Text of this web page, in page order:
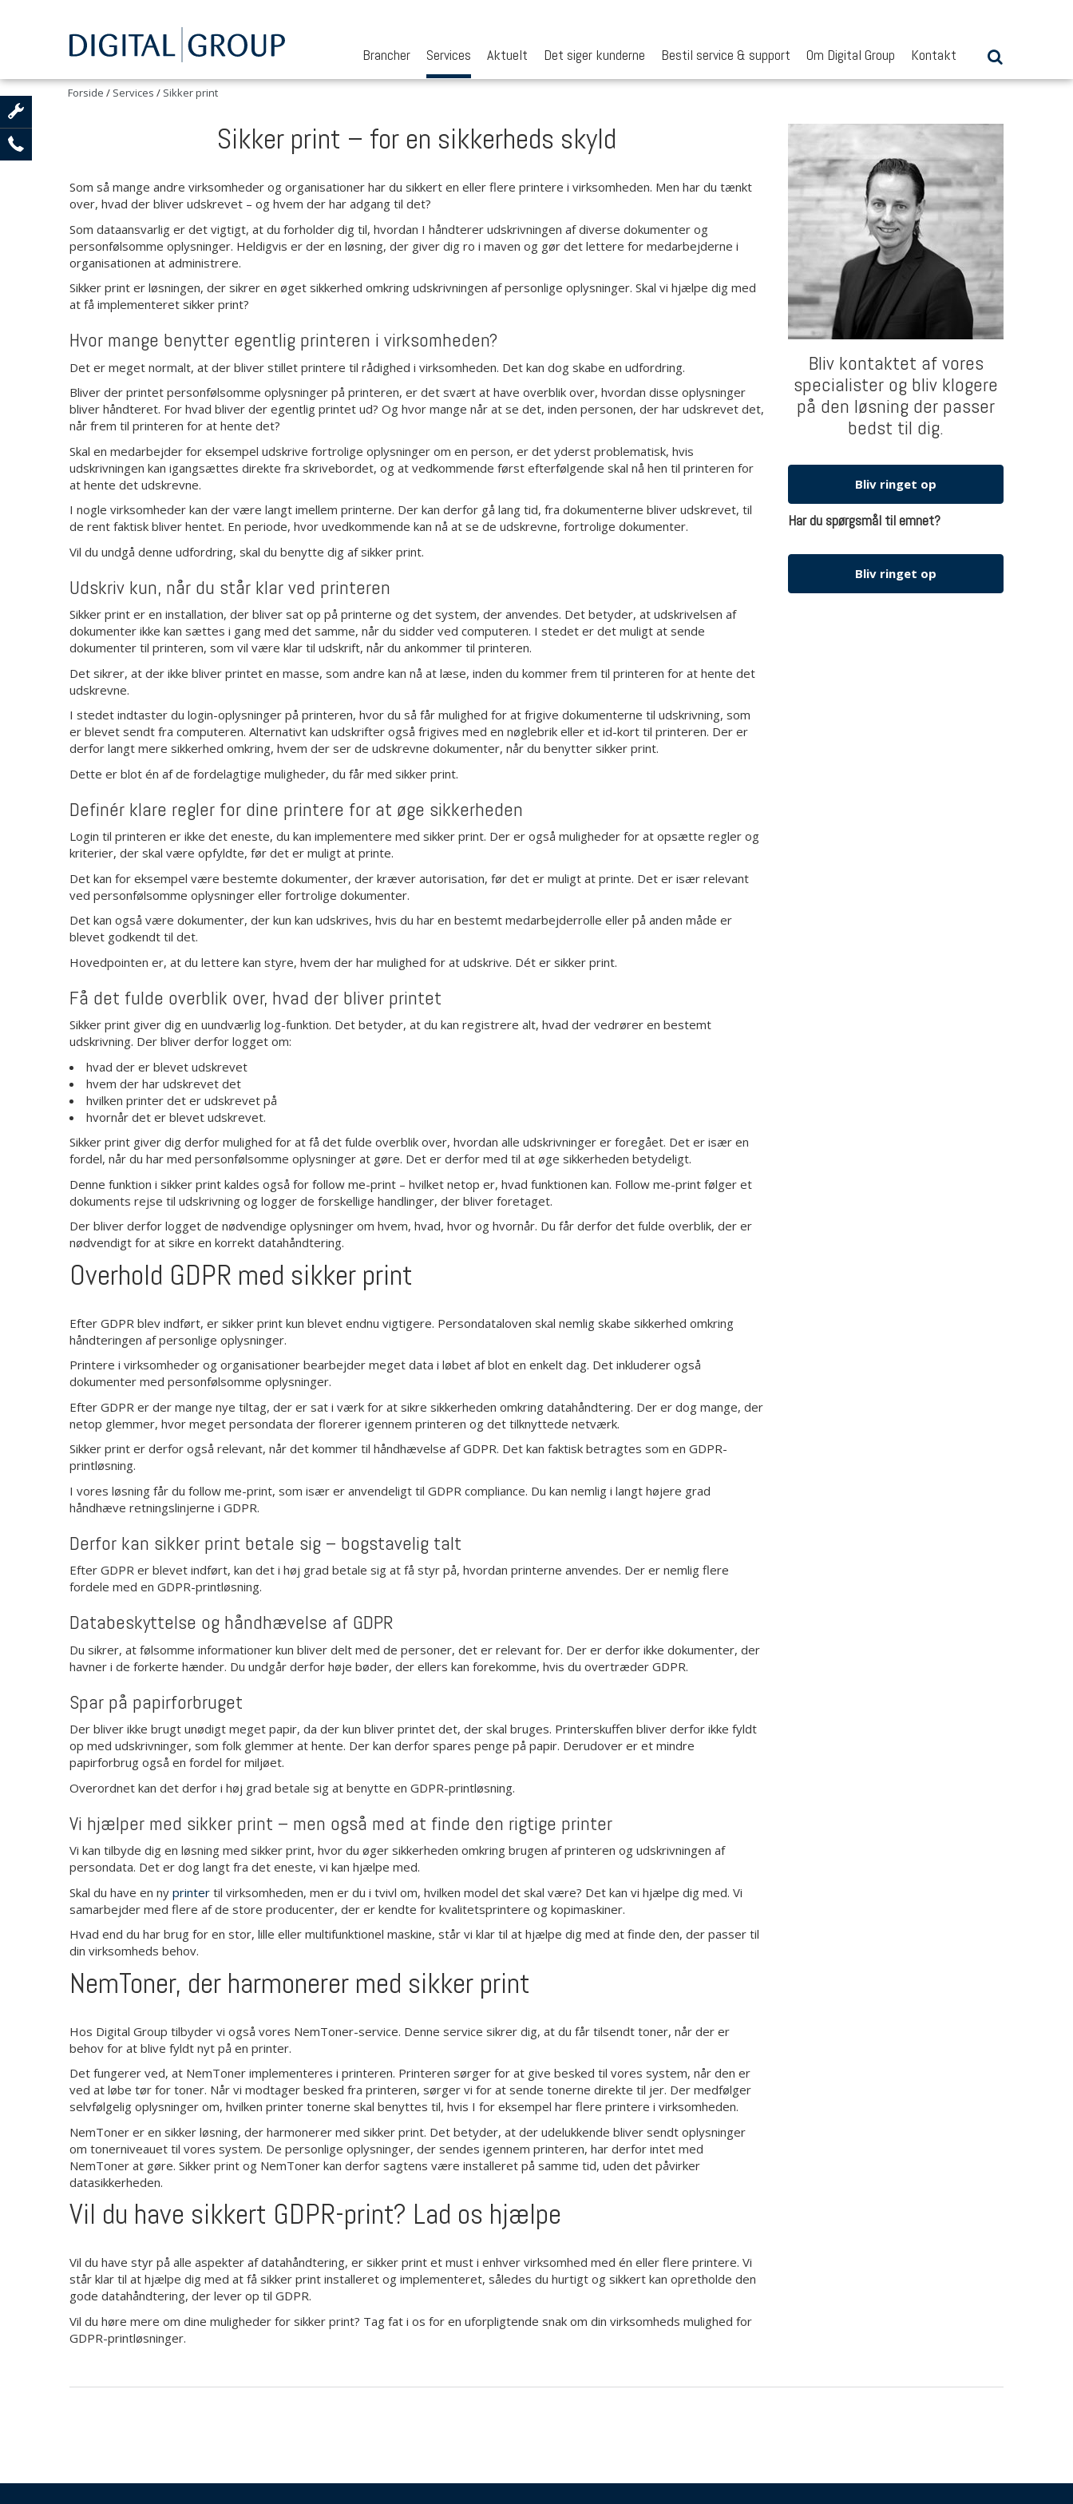
Brancher Services Aktuelt Det siger kunderne Bestil service & support Om Digital Group Kontakt
Forside / Services / Sikker print
Sikker print – for en sikkerheds skyld
Som så mange andre virksomheder og organisationer har du sikkert en eller flere printere i virksomheden. Men har du tænkt
over, hvad der bliver udskrevet – og hvem der har adgang til det?
Som dataansvarlig er det vigtigt, at du forholder dig til, hvordan I håndterer udskrivningen af diverse dokumenter og
personfølsomme oplysninger. Heldigvis er der en løsning, der giver dig ro i maven og gør det lettere for medarbejderne i
organisationen at administrere.
Sikker print er løsningen, der sikrer en øget sikkerhed omkring udskrivningen af personlige oplysninger. Skal vi hjælpe dig med
at få implementeret sikker print?
Hvor mange benytter egentlig printeren i virksomheden?
Det er meget normalt, at der bliver stillet printere til rådighed i virksomheden. Det kan dog skabe en udfordring.
Bliver der printet personfølsomme oplysninger på printeren, er det svært at have overblik over, hvordan disse oplysninger
bliver håndteret. For hvad bliver der egentlig printet ud? Og hvor mange når at se det, inden personen, der har udskrevet det,
når frem til printeren for at hente det?
Skal en medarbejder for eksempel udskrive fortrolige oplysninger om en person, er det yderst problematisk, hvis
udskrivningen kan igangsættes direkte fra skrivebordet, og at vedkommende først efterfølgende skal nå hen til printeren for
at hente det udskrevne.
I nogle virksomheder kan der være langt imellem printerne. Der kan derfor gå lang tid, fra dokumenterne bliver udskrevet, til
de rent faktisk bliver hentet. En periode, hvor uvedkommende kan nå at se de udskrevne, fortrolige dokumenter.
Vil du undgå denne udfordring, skal du benytte dig af sikker print.
Udskriv kun, når du står klar ved printeren
Sikker print er en installation, der bliver sat op på printerne og det system, der anvendes. Det betyder, at udskrivelsen af
dokumenter ikke kan sættes i gang med det samme, når du sidder ved computeren. I stedet er det muligt at sende
dokumenter til printeren, som vil være klar til udskrift, når du ankommer til printeren.
Det sikrer, at der ikke bliver printet en masse, som andre kan nå at læse, inden du kommer frem til printeren for at hente det
udskrevne.
I stedet indtaster du login-oplysninger på printeren, hvor du så får mulighed for at frigive dokumenterne til udskrivning, som
er blevet sendt fra computeren. Alternativt kan udskrifter også frigives med en nøglebrik eller et id-kort til printeren. Der er
derfor langt mere sikkerhed omkring, hvem der ser de udskrevne dokumenter, når du benytter sikker print.
Dette er blot én af de fordelagtige muligheder, du får med sikker print.
Definér klare regler for dine printere for at øge sikkerheden
Login til printeren er ikke det eneste, du kan implementere med sikker print. Der er også muligheder for at opsætte regler og
kriterier, der skal være opfyldte, før det er muligt at printe.
Det kan for eksempel være bestemte dokumenter, der kræver autorisation, før det er muligt at printe. Det er især relevant
ved personfølsomme oplysninger eller fortrolige dokumenter.
Det kan også være dokumenter, der kun kan udskrives, hvis du har en bestemt medarbejderrolle eller på anden måde er
blevet godkendt til det.
Hovedpointen er, at du lettere kan styre, hvem der har mulighed for at udskrive. Dét er sikker print.
Få det fulde overblik over, hvad der bliver printet
Sikker print giver dig en uundværlig log-funktion. Det betyder, at du kan registrere alt, hvad der vedrører en bestemt
udskrivning. Der bliver derfor logget om:
hvad der er blevet udskrevet
hvem der har udskrevet det
hvilken printer det er udskrevet på
hvornår det er blevet udskrevet.
Sikker print giver dig derfor mulighed for at få det fulde overblik over, hvordan alle udskrivninger er foregået. Det er især en
fordel, når du har med personfølsomme oplysninger at gøre. Det er derfor med til at øge sikkerheden betydeligt.
Denne funktion i sikker print kaldes også for follow me-print – hvilket netop er, hvad funktionen kan. Follow me-print følger et
dokuments rejse til udskrivning og logger de forskellige handlinger, der bliver foretaget.
Der bliver derfor logget de nødvendige oplysninger om hvem, hvad, hvor og hvornår. Du får derfor det fulde overblik, der er
nødvendigt for at sikre en korrekt datahåndtering.
Overhold GDPR med sikker print
Efter GDPR blev indført, er sikker print kun blevet endnu vigtigere. Persondataloven skal nemlig skabe sikkerhed omkring
håndteringen af personlige oplysninger.
Printere i virksomheder og organisationer bearbejder meget data i løbet af blot en enkelt dag. Det inkluderer også
dokumenter med personfølsomme oplysninger.
Efter GDPR er der mange nye tiltag, der er sat i værk for at sikre sikkerheden omkring datahåndtering. Der er dog mange, der
netop glemmer, hvor meget persondata der florerer igennem printeren og det tilknyttede netværk.
Sikker print er derfor også relevant, når det kommer til håndhævelse af GDPR. Det kan faktisk betragtes som en GDPR-
printløsning.
I vores løsning får du follow me-print, som især er anvendeligt til GDPR compliance. Du kan nemlig i langt højere grad
håndhæve retningslinjerne i GDPR.
Derfor kan sikker print betale sig – bogstavelig talt
Efter GDPR er blevet indført, kan det i høj grad betale sig at få styr på, hvordan printerne anvendes. Der er nemlig flere
fordele med en GDPR-printløsning.
Databeskyttelse og håndhævelse af GDPR
Du sikrer, at følsomme informationer kun bliver delt med de personer, det er relevant for. Der er derfor ikke dokumenter, der
havner i de forkerte hænder. Du undgår derfor høje bøder, der ellers kan forekomme, hvis du overtræder GDPR.
Spar på papirforbruget
Der bliver ikke brugt unødigt meget papir, da der kun bliver printet det, der skal bruges. Printerskuffen bliver derfor ikke fyldt
op med udskrivninger, som folk glemmer at hente. Der kan derfor spares penge på papir. Derudover er et mindre
papirforbrug også en fordel for miljøet.
Overordnet kan det derfor i høj grad betale sig at benytte en GDPR-printløsning.
Vi hjælper med sikker print – men også med at finde den rigtige printer
Vi kan tilbyde dig en løsning med sikker print, hvor du øger sikkerheden omkring brugen af printeren og udskrivningen af
persondata. Det er dog langt fra det eneste, vi kan hjælpe med.
Skal du have en ny printer til virksomheden, men er du i tvivl om, hvilken model det skal være? Det kan vi hjælpe dig med. Vi
samarbejder med flere af de store producenter, der er kendte for kvalitetsprintere og kopimaskiner.
Hvad end du har brug for en stor, lille eller multifunktionel maskine, står vi klar til at hjælpe dig med at finde den, der passer til
din virksomheds behov.
NemToner, der harmonerer med sikker print
Hos Digital Group tilbyder vi også vores NemToner-service. Denne service sikrer dig, at du får tilsendt toner, når der er
behov for at blive fyldt nyt på en printer.
Det fungerer ved, at NemToner implementeres i printeren. Printeren sørger for at give besked til vores system, når den er
ved at løbe tør for toner. Når vi modtager besked fra printeren, sørger vi for at sende tonerne direkte til jer. Der medfølger
selvfølgelig oplysninger om, hvilken printer tonerne skal benyttes til, hvis I for eksempel har flere printere i virksomheden.
NemToner er en sikker løsning, der harmonerer med sikker print. Det betyder, at der udelukkende bliver sendt oplysninger
om tonerniveauet til vores system. De personlige oplysninger, der sendes igennem printeren, har derfor intet med
NemToner at gøre. Sikker print og NemToner kan derfor sagtens være installeret på samme tid, uden det påvirker
datasikkerheden.
Vil du have sikkert GDPR-print? Lad os hjælpe
Vil du have styr på alle aspekter af datahåndtering, er sikker print et must i enhver virksomhed med én eller flere printere. Vi
står klar til at hjælpe dig med at få sikker print installeret og implementeret, således du hurtigt og sikkert kan opretholde den
gode datahåndtering, der lever op til GDPR.
Vil du høre mere om dine muligheder for sikker print? Tag fat i os for en uforpligtende snak om din virksomheds mulighed for
GDPR-printløsninger.
Bliv kontaktet af vores
specialister og bliv klogere
på den løsning der passer
bedst til dig.
Bliv ringet op
Har du spørgsmål til emnet?
Bliv ringet op